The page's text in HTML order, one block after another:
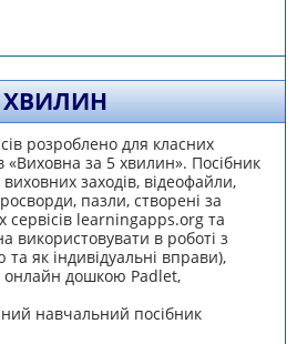
ХВИЛИН
розроблено для класних
«Виховна за 5 хвилин». Посібник
заходів, відеофайли,
пазли, створені за
learningapps.org та
використовувати в роботі з
як індивідуальні вправи),
онлайн дошкою Padlet,
навчальний посібник